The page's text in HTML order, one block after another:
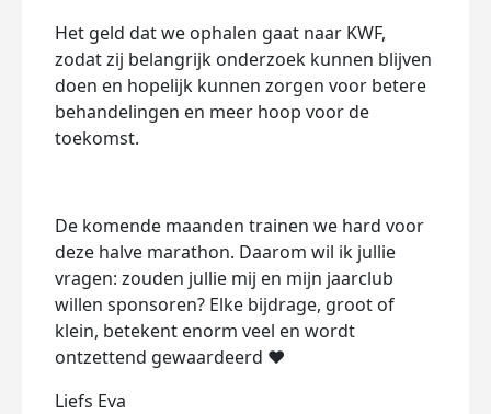
Het geld dat we ophalen gaat naar KWF,
zodat zij belangrijk onderzoek kunnen blijven
doen en hopelijk kunnen zorgen voor betere
behandelingen en meer hoop voor de
toekomst.
De komende maanden trainen we hard voor
deze halve marathon. Daarom wil ik jullie
vragen: zouden jullie mij en mijn jaarclub
willen sponsoren? Elke bijdrage, groot of
klein, betekent enorm veel en wordt
ontzettend gewaardeerd ❤️
Liefs Eva